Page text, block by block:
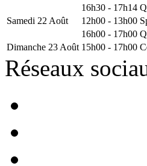
16h30 - 17h14
Samedi 22 Août
12h00 - 13h00
16h00 - 17h00
Dimanche 23 Août 15h00 - 17h00
Réseaux